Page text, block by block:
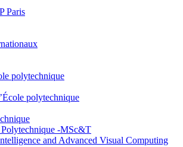
Paris
polytechnique
polytechnique
-MSc&T
and Advanced Visual Computing